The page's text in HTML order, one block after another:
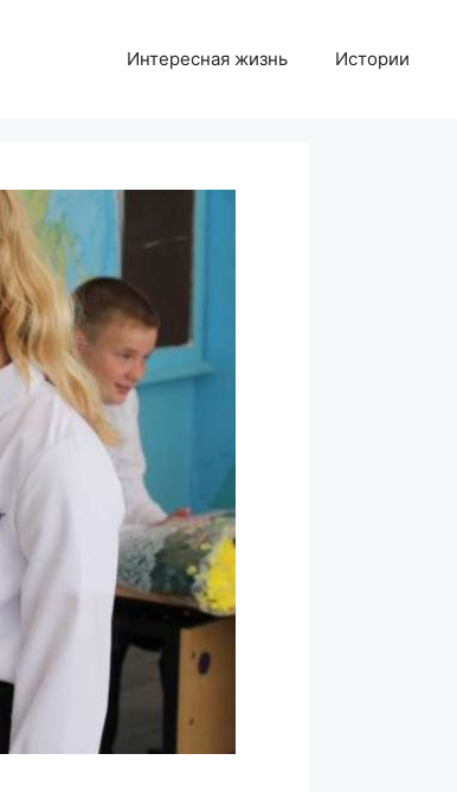
Интересная жизнь Истории